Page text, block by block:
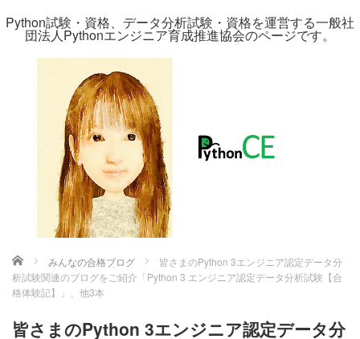
Python試験・資格、データ分析試験・資格を運営する一般社
団法人Pythonエンジニア育成推進協会のページです。
ホーム みんなの合格ブログ
皆さまのPython 3エンジニア認定データ分
析試験関連のブログをご紹介「Python 3 エンジニア認定データ分析試験【合
格体験記】」、他3本
皆さまのPython 3エンジニア認定データ分